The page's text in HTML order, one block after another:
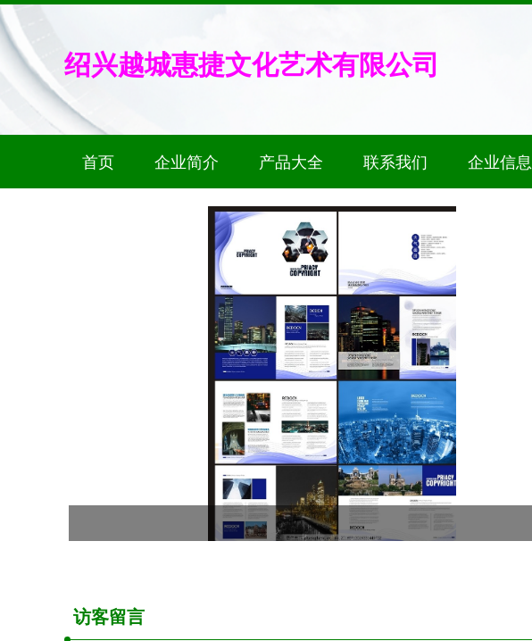
绍兴越城惠捷文化艺术有限公司
首页 企业简介 产品大全 联系我们 企业信息
访客留言